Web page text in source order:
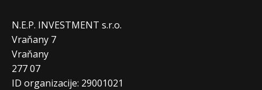
N.E.P. INVESTMENT s.r.o.
Vraňany 7
Vraňany
277 07
ID organizacije: 29001021